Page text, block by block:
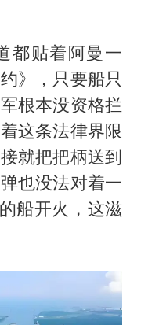
都贴着阿曼一
》，只要船只
根本没资格拦
这条法律界限
就把把柄送到
也没法对着一
船开火，这滋